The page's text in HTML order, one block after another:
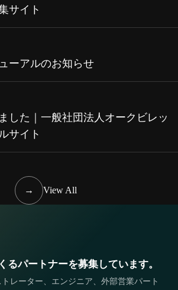
サイト
ーアルのお知らせ
した｜一般社団法人オークビレッ
サイト
→ View All
るパートナーを募集しています。
レーター、エンジニア、外部営業パート